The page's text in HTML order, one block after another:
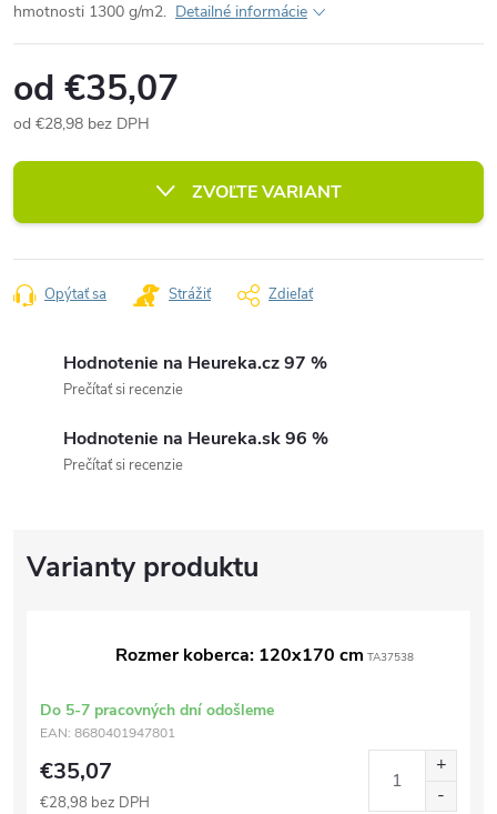
hmotnosti 1300 g/m2. Detailné informácie
od €35,07
od €28,98 bez DPH
cena:
ZVOĽTE VARIANT
Opýtať sa Strážiť Zdieľať
Hodnotenie na Heureka.cz 97 %
Prečítať si recenzie
Hodnotenie na Heureka.sk 96 %
Prečítať si recenzie
Rozmer koberca: 120x170 cm TA37538
Do 5-7 pracovných dní odošleme
EAN: 8680401947801
€35,07
€28,98 bez DPH